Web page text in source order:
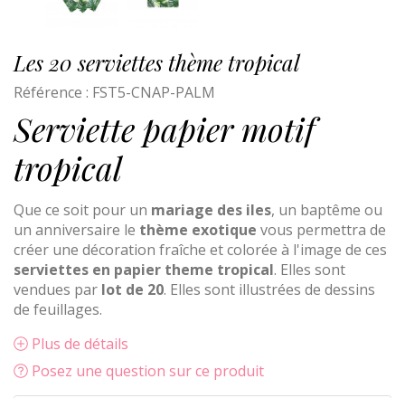
Les 20 serviettes thème tropical
Référence : FST5-CNAP-PALM
Serviette papier motif
tropical
Que ce soit pour un mariage des iles, un baptême ou
un anniversaire le thème exotique vous permettra de
créer une décoration fraîche et colorée à l'image de ces
serviettes en papier theme tropical. Elles sont
vendues par lot de 20. Elles sont illustrées de dessins
de feuillages.
Plus de détails
Posez une question sur ce produit